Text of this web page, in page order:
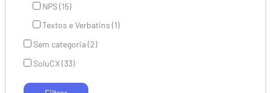
NPS (15)
Textos e Verbatins (1)
Sem categoria (2)
SoluCX (33)